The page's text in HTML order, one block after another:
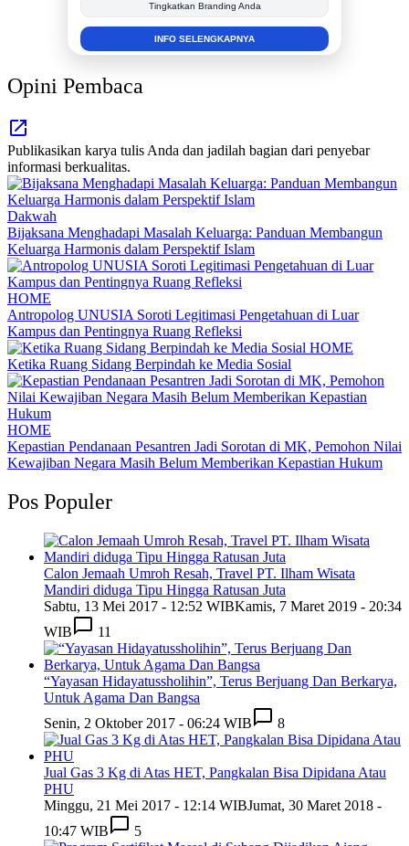
Tingkatkan Branding Anda
INFO SELENGKAPNYA
Opini Pembaca
Publikasikan karya tulis Anda dan jadilah bagian dari penyebar
informasi berkualitas.
Dakwah
Bijaksana Menghadapi Masalah Keluarga: Panduan Membangun
Keluarga Harmonis dalam Perspektif Islam
HOME
Antropolog UNUSIA Soroti Legitimasi Pengetahuan di Luar
Kampus dan Pentingnya Ruang Refleksi
HOME
Ketika Ruang Sidang Berpindah ke Media Sosial
HOME
Kepastian Pendanaan Pesantren Jadi Sorotan di MK, Pemohon Nilai
Kewajiban Negara Masih Belum Memberikan Kepastian Hukum
Pos Populer
Calon Jemaah Umroh Resah, Travel PT. Ilham Wisata
Mandiri diduga Tipu Hingga Ratusan Juta
Sabtu, 13 Mei 2017 - 12:52 WIBKamis, 7 Maret 2019 - 20:34
WIB
11
“Yayasan Hidayatussholihin”, Terus Berjuang Dan Berkarya,
Untuk Agama Dan Bangsa
Senin, 2 Oktober 2017 - 06:24 WIB
8
Jual Gas 3 Kg di Atas HET, Pangkalan Bisa Dipidana Atau
PHU
Minggu, 21 Mei 2017 - 12:14 WIBJumat, 30 Maret 2018 -
10:47 WIB
5